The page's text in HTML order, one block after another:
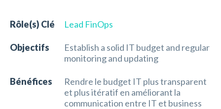
Rôle(s) Clé Lead FinOps
Objectifs
Establish a solid IT budget and regular
monitoring and updating
Bénéfices
Rendre le budget IT plus transparent
et plus itératif en améliorant la
communication entre IT et business